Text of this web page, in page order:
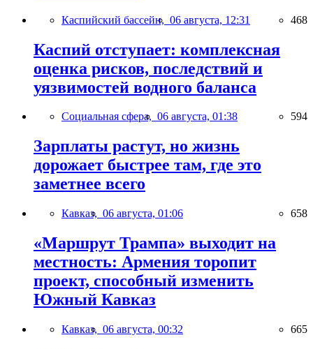
Каспийский бассейн, 06 августа, 12:31 468
Каспий отступает: комплексная
оценка рисков, последствий и
уязвимостей водного баланса
Социальная сфера, 06 августа, 01:38 594
Зарплаты растут, но жизнь
дорожает быстрее там, где это
заметнее всего
Кавказ, 06 августа, 01:06 658
«Маршрут Трампа» выходит на
местность: Армения торопит
проект, способный изменить
Южный Кавказ
Кавказ, 06 августа, 00:32 665